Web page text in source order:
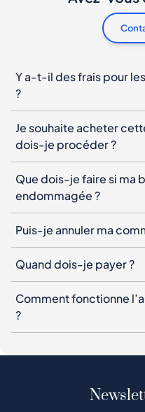
Je souhaite acheter
Que dois-je faire si ma
endommagée ?
Puis-je annuler ma
Quand dois-je payer ?
Comment fonctionne
?